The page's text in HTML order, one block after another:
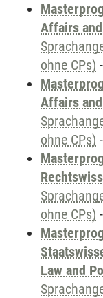
Affairs
ohne CPs) -
Affairs
ohne CPs) -
ohne CPs) -
Law and